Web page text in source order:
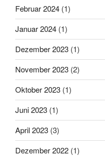
Februar 2024 (1)
Januar 2024 (1)
Dezember 2023 (1)
November 2023 (2)
Oktober 2023 (1)
Juni 2023 (1)
April 2023 (3)
Dezember 2022 (1)